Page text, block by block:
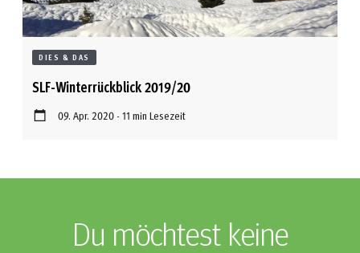
DIES & DAS
SLF-Winterrückblick 2019/20
09. Apr. 2020 - 11 min Lesezeit
Du möchtest keine